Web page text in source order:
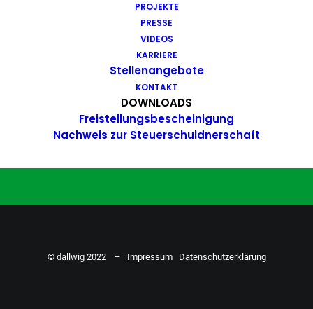
PROJEKTE
PRESSE
VIDEOS
KARRIERE
Stellenangebote
KONTAKT
DOWNLOADS
Freistellungsbescheinigung
Nachweis zur Steuerschuldnerschaft
Du hast Bock auf einen Job mit
Action. Bewirb dich ganz einfach
ZU DEN STELLENANGEBOTEN
© dallwig 2022 – Impressum Datenschutzerklärung